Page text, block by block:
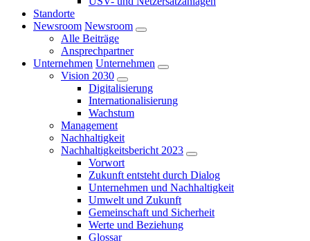
Standorte
Newsroom Newsroom
Alle Beiträge
Ansprechpartner
Unternehmen Unternehmen
Vision 2030
Digitalisierung
Internationalisierung
Wachstum
Management
Nachhaltigkeit
Nachhaltigkeitsbericht 2023
Vorwort
Zukunft entsteht durch Dialog
Unternehmen und Nachhaltigkeit
Umwelt und Zukunft
Gemeinschaft und Sicherheit
Werte und Beziehung
Glossar